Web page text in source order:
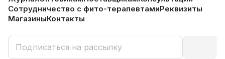
Сотрудничество с фито-терапевтамиРеквизиты
МагазиныКонтакты